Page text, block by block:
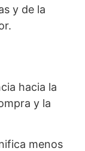
y de la
hacia la
y la
menos